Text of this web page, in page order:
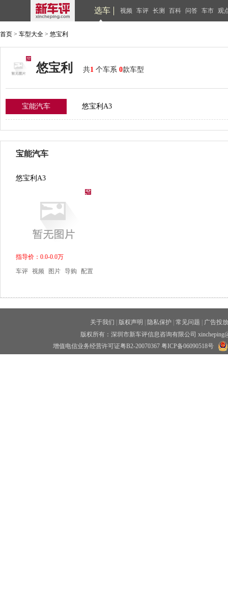
选车 视频 车评 长测 百科 问答 车市 观
首页 > 车型大全 > 悠宝利
悠宝利 共1 个车系 0款车型
宝能汽车 悠宝利A3
宝能汽车
悠宝利A3
指导价：0.0-0.0万
车评 视频 图片 导购 配置
关于我们 版权声明 隐私保护 常见问题
广告投放
版权所有：深圳市新车评信息咨询有限公司
增值电信业务经营许可证粤B2-20070367 粤ICP备06090518号